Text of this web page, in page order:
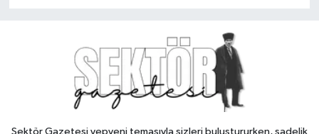
Sektör Gazetesi yepyeni temasıyla sizleri buluştururken, sadelik